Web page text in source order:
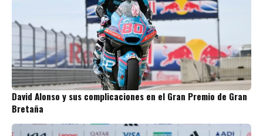
David Alonso y sus complicaciones en el Gran Premio de Gran
Bretaña